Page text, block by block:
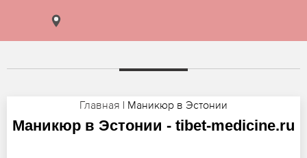
Главная | Маникюр в Эстонии
Маникюр в Эстонии - tibet-medicine.ru